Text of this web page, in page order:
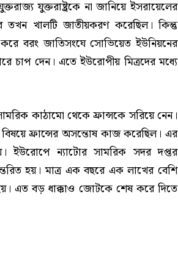
যুক্তরাষ্ট্রকে না জানিয়ে ইসরায়েলের
খালটি জাতীয়করণ করেছিল। কিন্তু
করে বরং জাতিসংঘে সোভিয়েত ইউনিয়নের
চাপ দেন। এতে ইউরোপীয় মিত্রদের মধ্যে
কাঠামো থেকে ফ্রান্সকে সরিয়ে নেন।
ফ্রান্সের অসন্তোষ কাজ করেছিল। এর
ইউরোপে ন্যাটোর সামরিক সদর দপ্তর
হয়। মাত্র এক বছরে এক লাখের বেশি
এত বড় ধাক্কাও জোটকে শেষ করে দিতে